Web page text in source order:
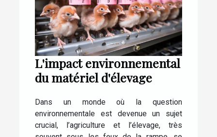
L'impact environnemental
du matériel d'élevage
Dans un monde où la question
environnementale est devenue un sujet
crucial, l’agriculture et l’élevage, très